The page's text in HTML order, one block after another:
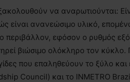
να αναρωτιούνται:
είναι ανανεώσιμο υλικό,
περιβάλλον, εφόσον ο ρυθμός
βιώσιμο ολόκληρο τον
που επαληθεύουν το ξύλο
Council) και το INMETRO